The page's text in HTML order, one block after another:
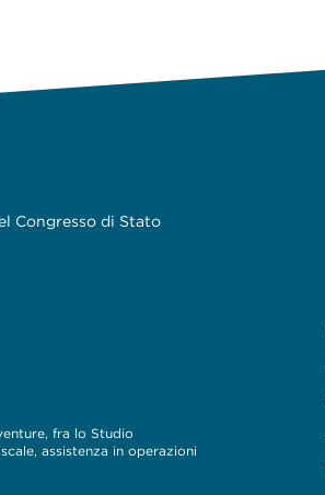
Congresso di Stato
fra lo Studio
assistenza in operazioni